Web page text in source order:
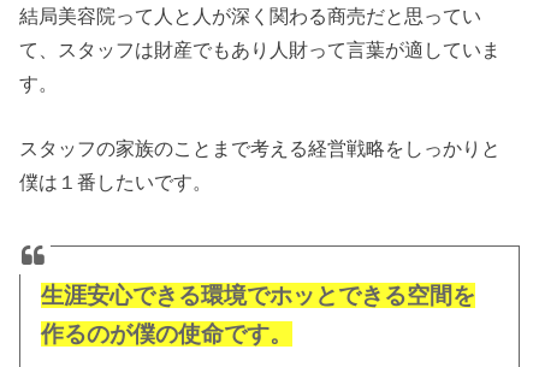
結局美容院って人と人が深く関わる商売だと思ってい
て、スタッフは財産でもあり人財って言葉が適していま
す。
スタッフの家族のことまで考える経営戦略をしっかりと
僕は１番したいです。
生涯安心できる環境でホッとできる空間を
作るのが僕の使命です。